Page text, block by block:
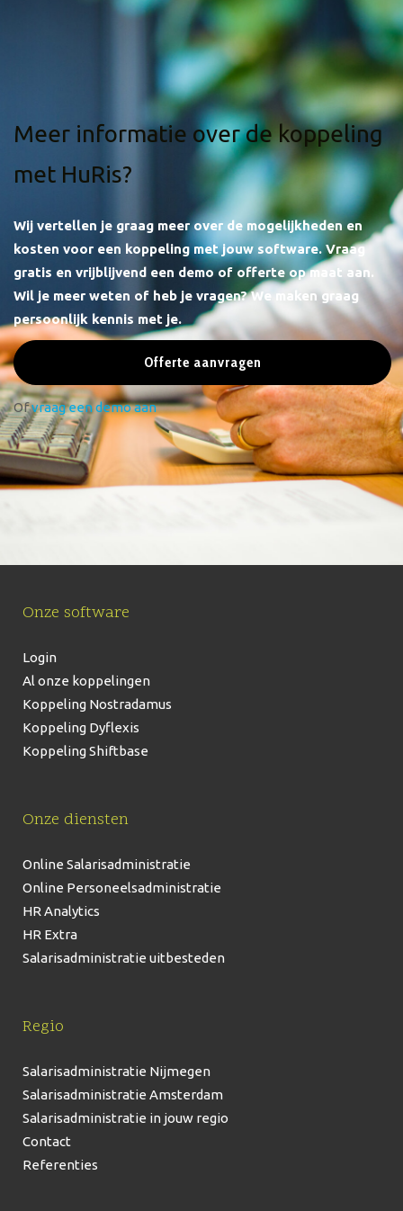
Meer informatie over de koppeling
met HuRis?
Wij vertellen je graag meer over de mogelijkheden en
kosten voor een koppeling met jouw software.Vraag
gratis en vrijblijvend een demo of offerte op maat aan.
Wil je meer weten of heb je vragen? We maken graag
persoonlijk kennis met je.
Offerte aanvragen
Ofvraag een demo aan
Onze software
Login
Al onze koppelingen
Koppeling Nostradamus
Koppeling Dyflexis
Koppeling Shiftbase
Onze diensten
Online Salarisadministratie
Online Personeelsadministratie
HR Analytics
HR Extra
Salarisadministratie uitbesteden
Regio
Salarisadministratie Nijmegen
Salarisadministratie Amsterdam
Salarisadministratie in jouw regio
Contact
Referenties